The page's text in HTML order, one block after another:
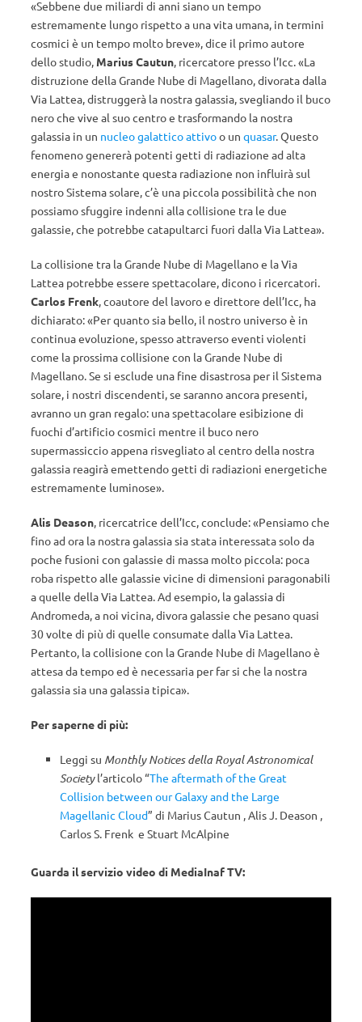
«Sebbene due miliardi di anni siano un tempo
estremamente lungo rispetto a una vita umana, in termini
cosmici è un tempo molto breve», dice il primo autore
dello studio, Marius Cautun, ricercatore presso l’Icc. «La
distruzione della Grande Nube di Magellano, divorata dalla
Via Lattea, distruggerà la nostra galassia, svegliando il buco
nero che vive al suo centro e trasformando la nostra
galassia in un nucleo galattico attivoo un quasar. Questo
fenomeno genererà potenti getti di radiazione ad alta
energia e nonostante questa radiazione non influirà sul
nostro Sistema solare, c’è una piccola possibilità che non
possiamo sfuggire indenni alla collisione tra le due
galassie, che potrebbe catapultarci fuori dalla Via Lattea».
La collisione tra la Grande Nube di Magellano e la Via
Lattea potrebbe essere spettacolare, dicono i ricercatori.
Carlos Frenk, coautore del lavoro e direttore dell’Icc, ha
dichiarato: «Per quanto sia bello, il nostro universo è in
continua evoluzione, spesso attraverso eventi violenti
come la prossima collisione con la Grande Nube di
Magellano. Se si esclude una fine disastrosa per il Sistema
solare, i nostri discendenti, se saranno ancora presenti,
avranno un gran regalo: una spettacolare esibizione di
fuochi d’artificio cosmici mentre il buco nero
supermassiccio appena risvegliato al centro della nostra
galassia reagirà emettendo getti di radiazioni energetiche
estremamente luminose».
Alis Deason, ricercatrice dell’Icc, conclude: «Pensiamo che
fino ad ora la nostra galassia sia stata interessata solo da
poche fusioni con galassie di massa molto piccola: poca
roba rispetto alle galassie vicine di dimensioni paragonabili
a quelle della Via Lattea. Ad esempio, la galassia di
Andromeda, a noi vicina, divora galassie che pesano quasi
30 volte di più di quelle consumate dalla Via Lattea.
Pertanto, la collisione con la Grande Nube di Magellano è
attesa da tempo ed è necessaria per far si che la nostra
galassia sia una galassia tipica».
Per saperne di più:
Leggi su Monthly Notices della Royal Astronomical
Societyl’articolo “The aftermath of the Great
Collision between our Galaxy and the Large
Magellanic Cloud” di Marius Cautun , Alis J. Deason ,
Carlos S. Frenk e Stuart McAlpine
Guarda il servizio video di MediaInaf TV: